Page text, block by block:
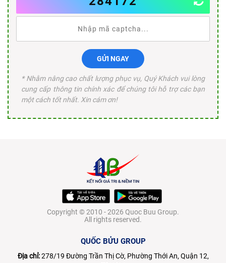
GỬI NGAY
* Nhằm nâng cao chất lượng phục vụ, Quý Khách vui lòng
cung cấp thông tin chính xác để chúng tôi hỗ trợ các bạn
một cách tốt nhất. Xin cám ơn!
Copyright © 2010 - 2026 Quoc Buu Group.
All rights reserved.
QUỐC BỬU GROUP
Địa chỉ:278/19 Đường Trần Thị Cờ, Phường Thới An, Quận 12,